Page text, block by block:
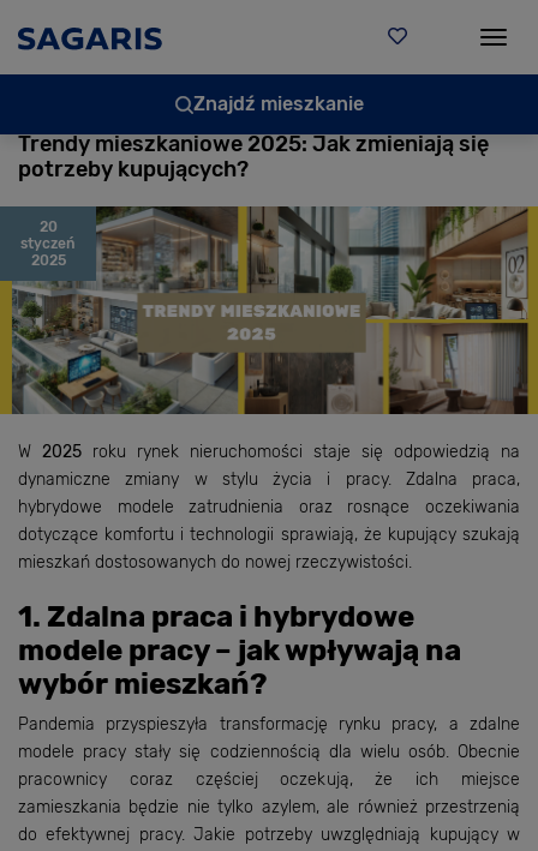
Znajdź mieszkanie
Trendy mieszkaniowe 2025: Jak zmieniają się
potrzeby kupujących?
20
styczeń
2025
W 2025 roku rynek nieruchomości staje się odpowiedzią na
dynamiczne zmiany w stylu życia i pracy. Zdalna praca,
hybrydowe modele zatrudnienia oraz rosnące oczekiwania
dotyczące komfortu i technologii sprawiają, że kupujący szukają
mieszkań dostosowanych do nowej rzeczywistości.
1. Zdalna praca i hybrydowe
modele pracy – jak wpływają na
wybór mieszkań?
Pandemia przyspieszyła transformację rynku pracy, a zdalne
modele pracy stały się codziennością dla wielu osób. Obecnie
pracownicy coraz częściej oczekują, że ich miejsce
zamieszkania będzie nie tylko azylem, ale również przestrzenią
do efektywnej pracy. Jakie potrzeby uwzględniają kupujący w